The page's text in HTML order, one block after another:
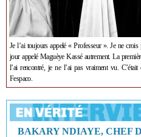
Je l’ai toujours appelé « Professeur ». Je ne
jour appelé Maguèye Kassé autrement. La
l’ai rencontré, je ne l’ai pas vraiment vu.
Fespaco.
BAKARY NDIAYE, CHEF